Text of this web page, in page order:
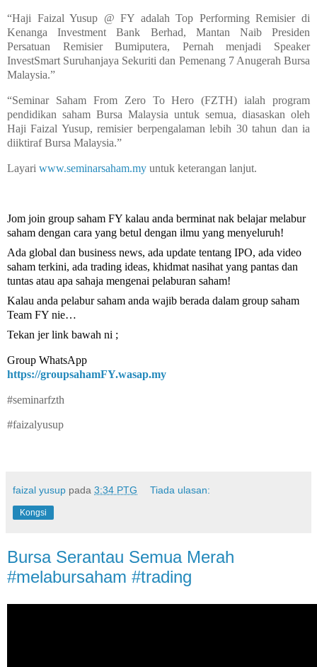
“Haji Faizal Yusup @ FY adalah Top Performing Remisier di
Kenanga Investment Bank Berhad, Mantan Naib Presiden
Persatuan Remisier Bumiputera, Pernah menjadi Speaker
InvestSmart Suruhanjaya Sekuriti dan Pemenang 7 Anugerah Bursa
Malaysia.”
“Seminar Saham From Zero To Hero (FZTH) ialah program
pendidikan saham Bursa Malaysia untuk semua, diasaskan oleh
Haji Faizal Yusup, remisier berpengalaman lebih 30 tahun dan ia
diiktiraf Bursa Malaysia.”
Layari www.seminarsaham.my untuk keterangan lanjut.
Jom join group saham FY kalau anda berminat nak belajar melabur
saham dengan cara yang betul dengan ilmu yang menyeluruh!
Ada global dan business news, ada update tentang IPO, ada video
saham terkini, ada trading ideas, khidmat nasihat yang pantas dan
tuntas atau apa sahaja mengenai pelaburan saham!
Kalau anda pelabur saham anda wajib berada dalam group saham
Team FY nie…
Tekan jer link bawah ni ;
Group WhatsApp
https://groupsahamFY.wasap.my
#seminarfzth
#faizalyusup
faizal yusup pada 3:34 PTG Tiada ulasan:
Kongsi
Bursa Serantau Semua Merah
#melabursaham #trading